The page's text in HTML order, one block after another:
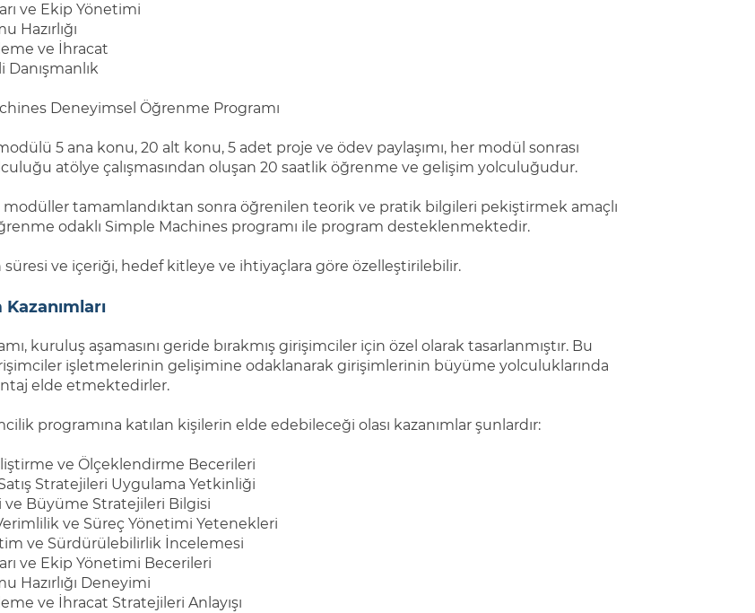
ve Ekip Yönetimi
Hazırlığı
ve İhracat
Danışmanlık
Deneyimsel Öğrenme Programı
5 ana konu, 20 alt konu, 5 adet proje ve ödev paylaşımı, her modül sonrası
atölye çalışmasından oluşan 20 saatlik öğrenme ve gelişim yolculuğudur.
modüller tamamlandıktan sonra öğrenilen teorik ve pratik bilgileri pekiştirmek amaçlı
odaklı Simple Machines programı ile program desteklenmektedir.
ve içeriği, hedef kitleye ve ihtiyaçlara göre özelleştirilebilir.
kuruluş aşamasını geride bırakmış girişimciler için özel olarak tasarlanmıştır. Bu
işletmelerinin gelişimine odaklanarak girişimlerinin büyüme yolculuklarında
elde etmektedirler.
programına katılan kişilerin elde edebileceği olası kazanımlar şunlardır:
ve Ölçeklendirme Becerileri
Stratejileri Uygulama Yetkinliği
ve Büyüme Stratejileri Bilgisi
ve Süreç Yönetimi Yetenekleri
ve Sürdürülebilirlik İncelemesi
ve Ekip Yönetimi Becerileri
Hazırlığı Deneyimi
ve İhracat Stratejileri Anlayışı